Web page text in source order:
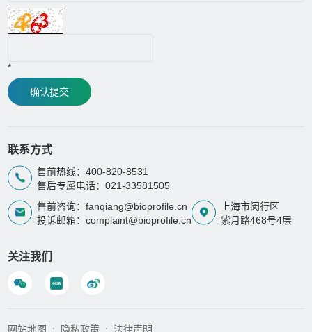
*
确认提交
联系方式
售前热线：400-820-8531
售后专属电话：021-33581505
售前咨询：fanqiang@bioprofile.cn
投诉邮箱：complaint@bioprofile.cn
上海市闵行区
紫月路468号4层
关注我们
网站地图 隐私政策 法律声明